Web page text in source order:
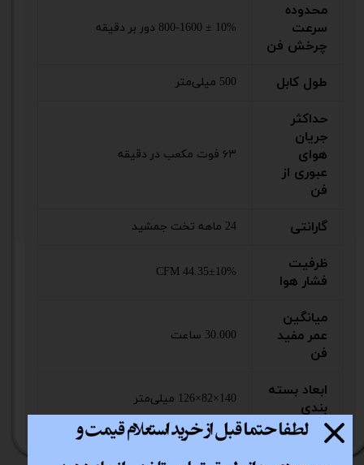
محدوده
سرعت
چرخش فن
10% ± 800-1600 دور بر دقیقه
طول کابل 500 میلی‌متر
حداکثر
جریان
هوای
عبوری از
فن
۶۳ فوت مکعب در دقیقه
گارانتی 24 ماهه تخت جمشید
ظرفیت
فشار هوا
44.35±10% CFM
میانگین
عمر مفید
فن
30.000 ساعت
ابعاد بسته
بندی
140×82×126 میلی‌متر